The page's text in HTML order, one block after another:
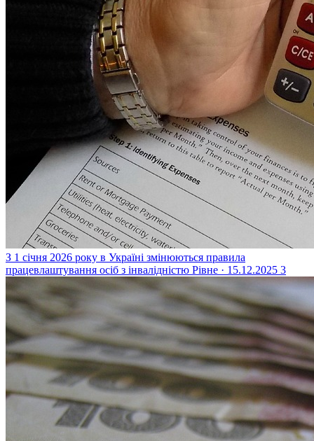
З 1 січня 2026 року в Україні змінюються правила
працевлаштування осіб з інвалідністю Рівне · 15.12.2025 3